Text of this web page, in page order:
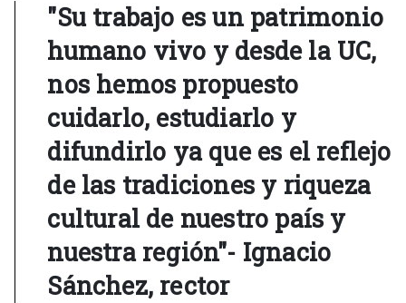
"Su trabajo es un patrimonio
humano vivo y desde la UC,
nos hemos propuesto
cuidarlo, estudiarlo y
difundirlo ya que es el reflejo
de las tradiciones y riqueza
cultural de nuestro país y
nuestra región"- Ignacio
Sánchez, rector